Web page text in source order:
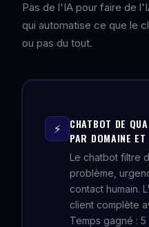
Pas de l'IA pour faire de
qui automatise ce que le
ou pas du tout.
⚡
CHATBOT DE
PAR DOMAINE ET
Le chatbot filtre
problème,
contact humain.
client complète
Temps gagné :